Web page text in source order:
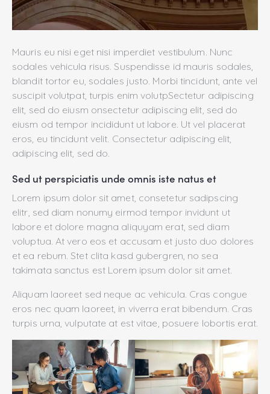
Mauris eu nisi eget nisi imperdiet vestibulum. Nunc
sodales vehicula risus. Suspendisse id mauris sodales,
blandit tortor eu, sodales justo. Morbi tincidunt, ante vel
suscipit volutpat, turpis enim volutpSectetur adipiscing
elit, sed do eiusm onsectetur adipiscing elit, sed do
eiusm od tempor incididunt ut labore. Ut vel placerat
eros, eu tincidunt velit. Consectetur adipiscing elit,
adipiscing elit, sed do.
Sed ut perspiciatis unde omnis iste natus et
Lorem ipsum dolor sit amet, consetetur sadipscing
elitr, sed diam nonumy eirmod tempor invidunt ut
labore et dolore magna aliquyam erat, sed diam
voluptua. At vero eos et accusam et justo duo dolores
et ea rebum. Stet clita kasd gubergren, no sea
takimata sanctus est Lorem ipsum dolor sit amet.
Aliquam laoreet sed neque ac vehicula. Cras congue
eros nec quam laoreet, in viverra erat bibendum. Cras
turpis urna, vulputate at est vitae, posuere lobortis erat.